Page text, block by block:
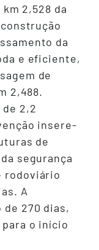
2,528 da
da
e eficiente,
de
2,488.
2,2
insere-
de
segurança
rodoviário
A
270 dias,
o início